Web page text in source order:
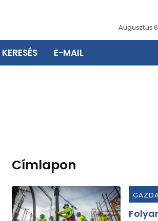
Augusztus
KERESÉS E-MAIL
Címlapon